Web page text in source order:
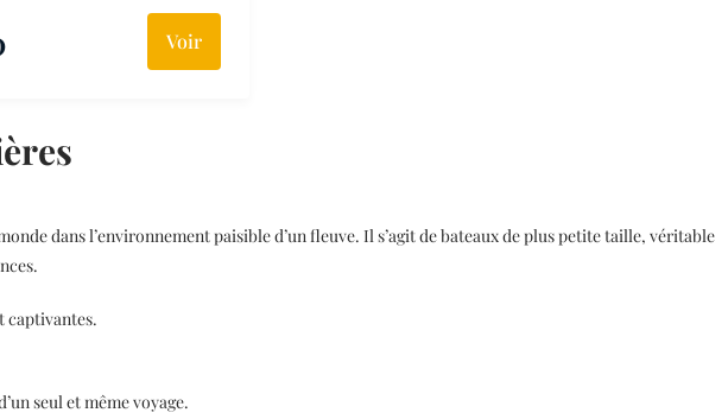
Voir
dans l’environnement paisible d’un fleuve. Il s’agit de bateaux de plus petite taille, véritable
captivantes.
seul et même voyage.